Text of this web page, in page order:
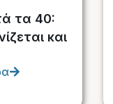
τα 40:
και